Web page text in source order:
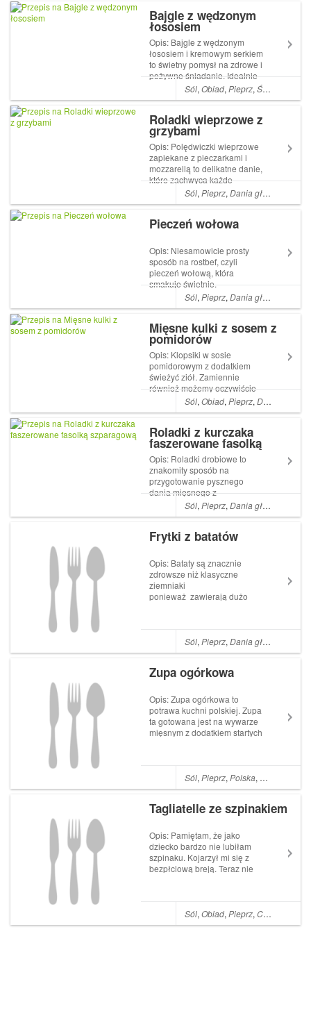
nim warzywa są kruche.
Składniki: 1 kurczak 1
łyżeczka ostrej papryki 1...
Bajgle z wędzonym
łososiem
Opis: Bajgle z wędzonym
łososiem i kremowym serkiem
to świetny pomysł na zdrowe i
pożywne śniadanie. Idealnie
nadadzą się również na
drugie śniadanie do pracy czy
250 g chudego twarożku 100
g wędzonego łososia 2 łyżki
natura...
Sól,Obiad,Pieprz,Śniadania
Roladki wieprzowe z
grzybami
Opis: Polędwiczki wieprzowe
zapiekane z pieczarkami i
mozzarellą to delikatne danie,
które zachwyca każde
podniebienie. Mozzarella
przykrywa pieczarki, pod
soczyste polędwiczki
podawać z dodatkiem pie...
Sól,Pieprz,Dania główne
Pieczeń wołowa
Opis: Niesamowicie prosty
sposób na rostbef, czyli
pieczeń wołową, która
smakuje świetnie.
Najważniejsze jest to, by użyć
wołowiny najlepszej jakości.
wołowej 4 ząbki czosnku 2
łyżki masła klarowanego 1
łyżka rozmarynu i majera...
Sól,Pieprz,Dania główne
Mięsne kulki z sosem z
pomidorów
Opis: Klopsiki w sosie
pomidorowym z dodatkiem
świeżyć ziół. Zamiennie
również możemy oczywiście
używać suszonych ziół.
Klopsiki są niezwykle
ale smakują i dzieciom
i dorosłym. Pulpety w sosie
pomidorowym to pomysł na
smaczny obiad, ...
Sól,Obiad,Pieprz,Dania główne
Roladki z kurczaka
faszerowane fasolką
szparagową
Opis: Roladki drobiowe to
znakomity sposób na
przygotowanie pysznego
dania mięsnego z
wykorzystaniem sezonowych
warzyw. Składniki: 4 plasterki
dużych plasterków gotowanej
szynki 200 g zielonej fasolki
szparagowej Kawałek śwież...
Sól,Pieprz,Dania główne
Frytki z batatów
Opis: Bataty są znacznie
zdrowsze niż klasyczne
ziemniaki
ponieważ zawierają dużo
dużo beta-karotenu, zatem
korzystanie wpływają na
funkcjonowanie narządu
Sól,Pieprz,Dania główne
Zupa ogórkowa
Opis: Zupa ogórkowa to
potrawa kuchni polskiej. Zupa
ta gotowana jest na wywarze
mięsnym z dodatkiem startych
to zupa, która każdy zna. Jest
łatwa i szybka do
Sól,Pieprz,Polska, Zupy
Tagliatelle ze szpinakiem
Opis: Pamiętam, że jako
dziecko bardzo nie lubiłam
szpinaku. Kojarzył mi się z
bezpłciową breją. Teraz nie
jego wykorzystanie, że aż
trudno wypróbować
Sól,Obiad,Pieprz,Czosnek